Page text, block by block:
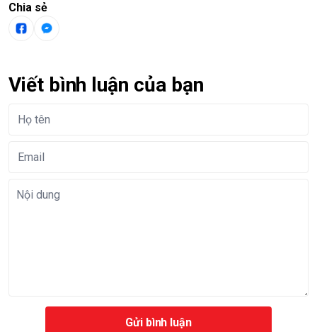
Chia sẻ
Viết bình luận của bạn
Gửi bình luận